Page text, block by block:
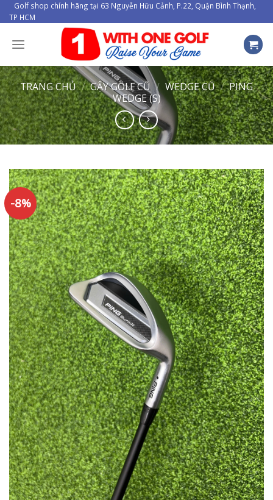
Skip
to
content
Golf shop chính hãng tại 63 Nguyễn Hữu Cảnh, P.22, Quận Bình Thạnh,
TP HCM
TRANG CHỦ / GẬY GOLF CŨ / WEDGE CŨ / PING
WEDGE (S)
-8%